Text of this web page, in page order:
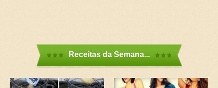
Receitas da Semana...